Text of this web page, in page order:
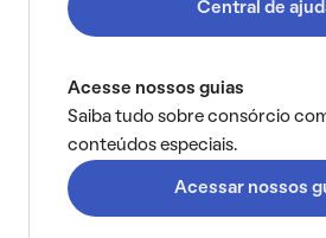
Central de
Acesse nossos guias
Saiba tudo sobre consórcio
conteúdos especiais.
Acessar nossos